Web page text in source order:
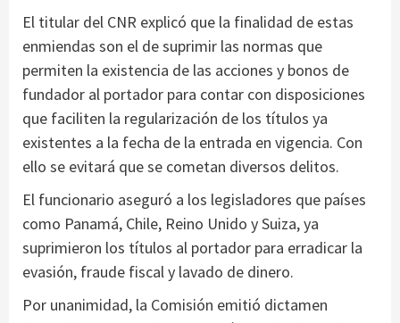
El titular del CNR explicó que la finalidad de estas
enmiendas son el de suprimir las normas que
permiten la existencia de las acciones y bonos de
fundador al portador para contar con disposiciones
que faciliten la regularización de los títulos ya
existentes a la fecha de la entrada en vigencia. Con
ello se evitará que se cometan diversos delitos.
El funcionario aseguró a los legisladores que países
como Panamá, Chile, Reino Unido y Suiza, ya
suprimieron los títulos al portador para erradicar la
evasión, fraude fiscal y lavado de dinero.
Por unanimidad, la Comisión emitió dictamen